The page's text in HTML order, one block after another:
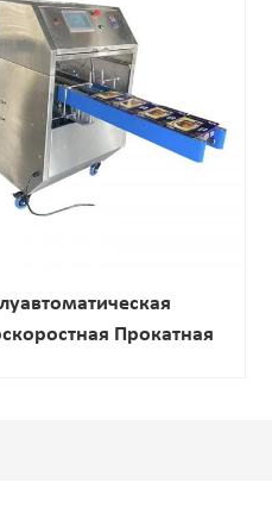
Прокатная